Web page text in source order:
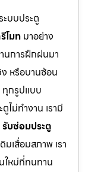
บบประตู
โมท มาอย่าง
นการฝึกฝนมา
ง หรือบานซ้อน
ทุกรูปแบบ
ม่ทำงาน เรามี
รับซ่อมประตู
เสื่อมสภาพ เรา
ใหม่ที่ทนทาน